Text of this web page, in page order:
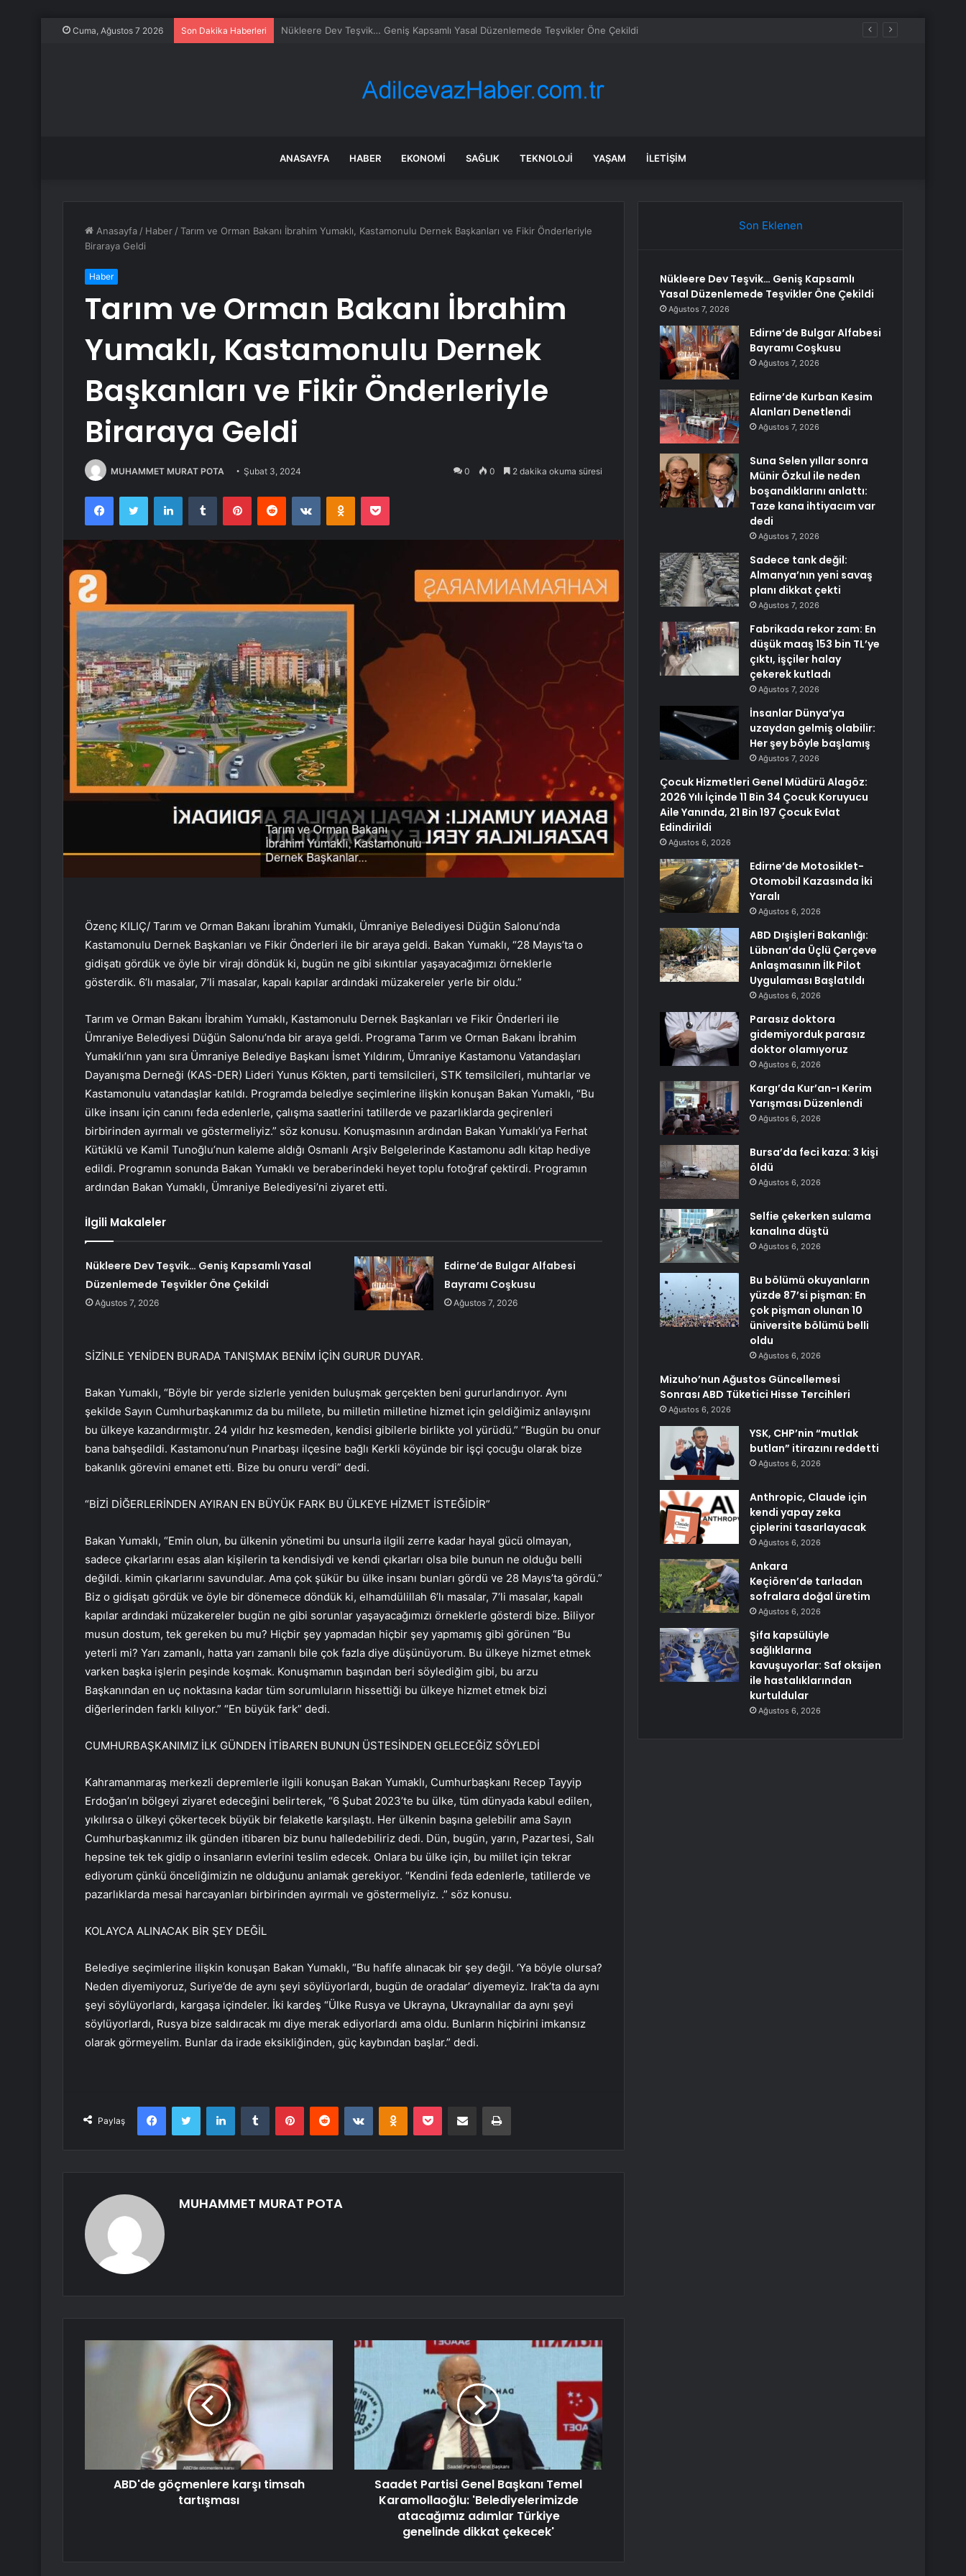
Cuma, Ağustos 7 2026 Son Dakika Haberleri Edirne’de Bulgar Alfabesi Bayramı Coşkusu
ANASAYFA HABER EKONOMI SAĞLIK TEKNOLOJI YAŞAM İLETIŞIM
Anasayfa / Haber /Tarım ve Orman Bakanı İbrahim Yumaklı, Kastamonulu Dernek Başkanları ve Fikir Önderleriyle
Biraraya Geldi
Haber
Tarım ve Orman Bakanı İbrahim
Yumaklı, Kastamonulu Dernek
Başkanları ve Fikir Önderleriyle
Biraraya Geldi
MUHAMMET MURAT POTA Şubat 3, 2024 0 0 2 dakika okuma süresi
FacebookTwitter LinkedInTumblr PinterestReddit VKontakteOdnoklassniki
Pocket
Özenç KILIÇ/ Tarım ve Orman Bakanı İbrahim Yumaklı, Ümraniye Belediyesi Düğün Salonu’nda
Kastamonulu Dernek Başkanları ve Fikir Önderleri ile bir araya geldi. Bakan Yumaklı, “28 Mayıs’ta o
gidişatı gördük ve öyle bir virajı döndük ki, bugün ne gibi sıkıntılar yaşayacağımızı örneklerle
gösterdik. 6’lı masalar, 7’li masalar, kapalı kapılar ardındaki müzakereler yerle bir oldu.”
Tarım ve Orman Bakanı İbrahim Yumaklı, Kastamonulu Dernek Başkanları ve Fikir Önderleri ile
Ümraniye Belediyesi Düğün Salonu’nda bir araya geldi. Programa Tarım ve Orman Bakanı İbrahim
Yumaklı’nın yanı sıra Ümraniye Belediye Başkanı İsmet Yıldırım, Ümraniye Kastamonu Vatandaşları
Dayanışma Derneği (KAS-DER) Lideri Yunus Kökten, parti temsilcileri, STK temsilcileri, muhtarlar ve
Kastamonulu vatandaşlar katıldı. Programda belediye seçimlerine ilişkin konuşan Bakan Yumaklı, “Bu
ülke insanı için canını feda edenlerle, çalışma saatlerini tatillerde ve pazarlıklarda geçirenleri
birbirinden ayırmalı ve göstermeliyiz.” söz konusu. Konuşmasının ardından Bakan Yumaklı’ya Ferhat
Kütüklü ve Kamil Tunoğlu’nun kaleme aldığı Osmanlı Arşiv Belgelerinde Kastamonu adlı kitap hediye
edildi. Programın sonunda Bakan Yumaklı ve beraberindeki heyet toplu fotoğraf çektirdi. Programın
ardından Bakan Yumaklı, Ümraniye Belediyesi’ni ziyaret etti.
İlgili Makaleler
Nükleere Dev Teşvik… Geniş Kapsamlı Yasal
Düzenlemede Teşvikler Öne Çekildi
Ağustos 7, 2026
Edirne’de Bulgar Alfabesi
Bayramı Coşkusu
Ağustos 7, 2026
SİZİNLE YENİDEN BURADA TANIŞMAK BENİM İÇİN GURUR DUYAR.
Bakan Yumaklı, “Böyle bir yerde sizlerle yeniden buluşmak gerçekten beni gururlandırıyor. Aynı
şekilde Sayın Cumhurbaşkanımız da bu millete, bu milletin milletine hizmet için geldiğimiz anlayışını
bu ülkeye kazandırmıştır. 24 yıldır hız kesmeden, kendisi gibilerle birlikte yol yürüdü.” “Bugün bu onur
bana bahşedildi. Kastamonu’nun Pınarbaşı ilçesine bağlı Kerkli köyünde bir işçi çocuğu olarak bize
bakanlık görevini emanet etti. Bize bu onuru verdi” dedi.
“BİZİ DİĞERLERİNDEN AYIRAN EN BÜYÜK FARK BU ÜLKEYE HİZMET İSTEĞİDİR”
Bakan Yumaklı, “Emin olun, bu ülkenin yönetimi bu unsurla ilgili zerre kadar hayal gücü olmayan,
sadece çıkarlarını esas alan kişilerin ta kendisiydi ve kendi çıkarları olsa bile bunun ne olduğu belli
değildi. kimin çıkarlarını savundular. Ama çok şükür bu ülke insanı bunları gördü ve 28 Mayıs’ta gördü.”
Biz o gidişatı gördük ve öyle bir dönemece döndük ki, elhamdülillah 6’lı masalar, 7’li masalar, kapalı
kapılar ardındaki müzakereler bugün ne gibi sorunlar yaşayacağımızı örneklerle gösterdi bize. Biliyor
musun dostum, tek gereken bu mu? Hiçbir şey yapmadan hiçbir şey yapmamış gibi görünen “Bu
yeterli mi? Yarı zamanlı, hatta yarı zamanlı bile çok fazla diye düşünüyorum. Bu ülkeye hizmet etmek
varken başka işlerin peşinde koşmak. Konuşmamın başından beri söylediğim gibi, bu arzu
Başkanından en uç noktasına kadar tüm sorumluların hissettiği bu ülkeye hizmet etmek bizi
diğerlerinden farklı kılıyor.” “En büyük fark” dedi.
CUMHURBAŞKANIMIZ İLK GÜNDEN İTİBAREN BUNUN ÜSTESİNDEN GELECEĞİZ SÖYLEDİ
Kahramanmaraş merkezli depremlerle ilgili konuşan Bakan Yumaklı, Cumhurbaşkanı Recep Tayyip
Erdoğan’ın bölgeyi ziyaret edeceğini belirterek, “6 Şubat 2023’te bu ülke, tüm dünyada kabul edilen,
yıkılırsa o ülkeyi çökertecek büyük bir felaketle karşılaştı. Her ülkenin başına gelebilir ama Sayın
Cumhurbaşkanımız ilk günden itibaren biz bunu halledebiliriz dedi. Dün, bugün, yarın, Pazartesi, Salı
hepsine tek tek gidip o insanların evlerini teslim edecek. Onlara bu ülke için, bu millet için tekrar
ediyorum çünkü önceliğimizin ne olduğunu anlamak gerekiyor. “Kendini feda edenlerle, tatillerde ve
pazarlıklarda mesai harcayanları birbirinden ayırmalı ve göstermeliyiz. .” söz konusu.
KOLAYCA ALINACAK BİR ŞEY DEĞİL
Belediye seçimlerine ilişkin konuşan Bakan Yumaklı, “Bu hafife alınacak bir şey değil. ‘Ya böyle olursa?
Neden diyemiyoruz, Suriye’de de aynı şeyi söylüyorlardı, bugün de oradalar’ diyemeyiz. Irak’ta da aynı
şeyi söylüyorlardı, kargaşa içindeler. İki kardeş “Ülke Rusya ve Ukrayna, Ukraynalılar da aynı şeyi
söylüyorlardı, Rusya bize saldıracak mı diye merak ediyorlardı ama oldu. Bunların hiçbirini imkansız
olarak görmeyelim. Bunlar da irade eksikliğinden, güç kaybından başlar.” dedi.
Paylaş
FacebookTwitter LinkedInTumblr PinterestReddit VKontakteOdnoklassniki
Pocket E-Posta ile paylaş Yazdır
MUHAMMET MURAT POTA
ABD'de göçmenlere karşı timsah
tartışması
Saadet Partisi Genel Başkanı Temel
Karamollaoğlu: 'Belediyelerimizde
atacağımız adımlar Türkiye
genelinde dikkat çekecek'
Son Eklenen
Nükleere Dev Teşvik… Geniş Kapsamlı
Yasal Düzenlemede Teşvikler Öne Çekildi
Ağustos 7, 2026
Edirne’de Bulgar Alfabesi
Bayramı Coşkusu
Ağustos 7, 2026
Edirne’de Kurban Kesim
Alanları Denetlendi
Ağustos 7, 2026
Suna Selen yıllar sonra
Münir Özkul ile neden
boşandıklarını anlattı:
Taze kana ihtiyacım var
dedi
Ağustos 7, 2026
Sadece tank değil:
Almanya’nın yeni savaş
planı dikkat çekti
Ağustos 7, 2026
Fabrikada rekor zam: En
düşük maaş 153 bin TL’ye
çıktı, işçiler halay
çekerek kutladı
Ağustos 7, 2026
İnsanlar Dünya’ya
uzaydan gelmiş olabilir:
Her şey böyle başlamış
Ağustos 7, 2026
Çocuk Hizmetleri Genel Müdürü Alagöz:
2026 Yılı İçinde 11 Bin 34 Çocuk Koruyucu
Aile Yanında, 21 Bin 197 Çocuk Evlat
Edindirildi
Ağustos 6, 2026
Edirne’de Motosiklet-
Otomobil Kazasında İki
Yaralı
Ağustos 6, 2026
ABD Dışişleri Bakanlığı:
Lübnan’da Üçlü Çerçeve
Anlaşmasının İlk Pilot
Uygulaması Başlatıldı
Ağustos 6, 2026
Parasız doktora
gidemiyorduk parasız
doktor olamıyoruz
Ağustos 6, 2026
Kargı’da Kur’an-ı Kerim
Yarışması Düzenlendi
Ağustos 6, 2026
Bursa’da feci kaza: 3 kişi
öldü
Ağustos 6, 2026
Selfie çekerken sulama
kanalına düştü
Ağustos 6, 2026
Bu bölümü okuyanların
yüzde 87’si pişman: En
çok pişman olunan 10
üniversite bölümü belli
oldu
Ağustos 6, 2026
Mizuho’nun Ağustos Güncellemesi
Sonrası ABD Tüketici Hisse Tercihleri
Ağustos 6, 2026
YSK, CHP’nin “mutlak
butlan” itirazını reddetti
Ağustos 6, 2026
Anthropic, Claude için
kendi yapay zeka
çiplerini tasarlayacak
Ağustos 6, 2026
Ankara
Keçiören’de tarladan
sofralara doğal üretim
Ağustos 6, 2026
Şifa kapsülüyle
sağlıklarına
kavuşuyorlar: Saf oksijen
ile hastalıklarından
kurtuldular
Ağustos 6, 2026